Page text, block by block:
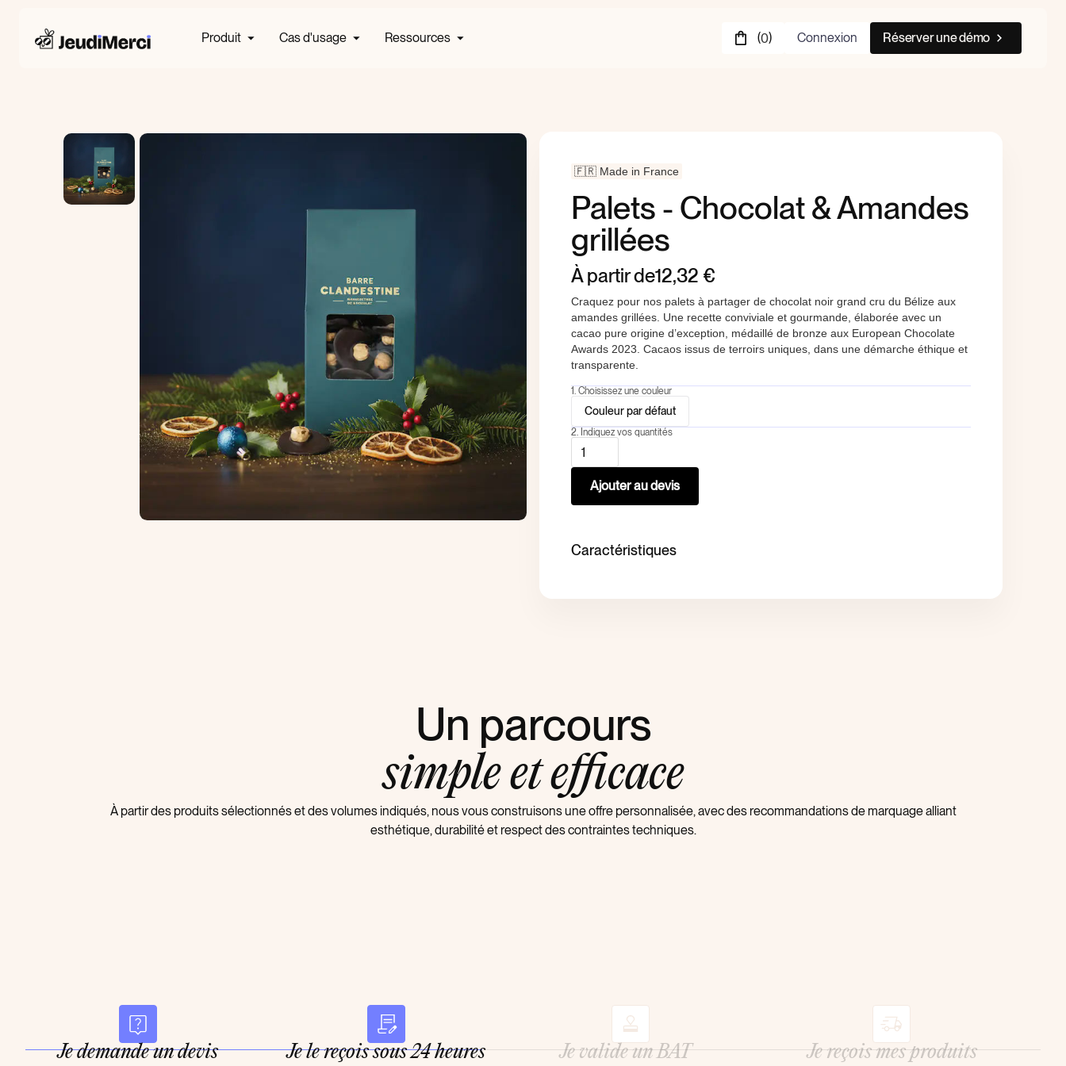
Produit Cas d'usage Ressources (0) Connexion Réserver une démo
🇫🇷 Made in France
Palets - Chocolat & Amandes
grillées
À partir de12,32 €
Craquez pour nos palets à partager de chocolat noir grand cru du Bélize aux
amandes grillées. Une recette conviviale et gourmande, élaborée avec un
cacao pure origine d’exception, médaillé de bronze aux European Chocolate
Awards 2023. Cacaos issus de terroirs uniques, dans une démarche éthique et
transparente.
1. Choisissez une couleur
Couleur par défaut
2. Indiquez vos quantités
Caractéristiques
Un parcours
simple et efficace
À partir des produits sélectionnés et des volumes indiqués, nous vous construisons une offre personnalisée, avec des recommandations de marquage alliant
esthétique, durabilité et respect des contraintes techniques.
Je demande un devis Je le reçois sous 24 heures Je valide un BAT Je reçois mes produits